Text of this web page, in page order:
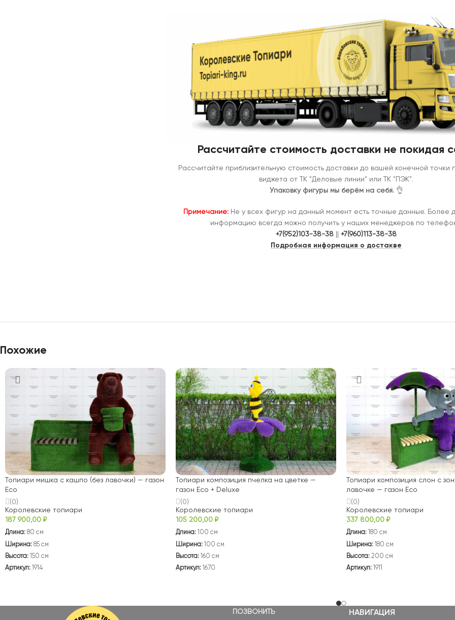
Рассчитайте стоимость доставки не покидая
Рассчитайте приблизительную стоимость доставки до вашей конечной
виджета от ТК "Деловые линии" или ТК "ПЭК".
Упаковку фигуры мы берём на себя.👌
Примечание: Не у всех фигур на данный момент есть точные данные. Более
информацию всегда можно получить у наших менеджеров по
+7(952)103-38-38 ||+7(960)113-38-38
Подробная информация о достакве
Похожие
Топиари мишка с кашпо (без лавочки) — газон
Eco
(0)
Королевские топиари
187 900,00₽
Длина: 80 см
Ширина: 85 см
Высота: 150 см
Артикул: 1914
Топиари композиция пчелка на цветке —
газон Eco + Deluxe
(0)
Королевские топиари
105 200,00₽
Длина: 100 см
Ширина: 100 см
Высота: 160 см
Артикул: 1670
Топиари композиция слон с
лавочке — газон Eco
(0)
Королевские топиари
337 800,00₽
Длина: 180 см
Ширина: 180 см
Высота: 200 см
Артикул: 1911
ПОЗВОНИТЬ НАВИГАЦИЯ